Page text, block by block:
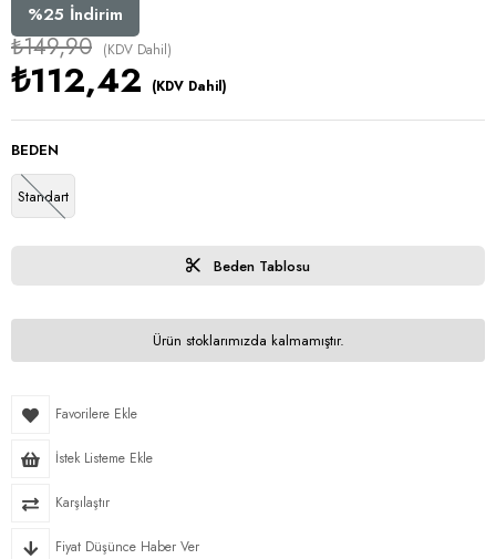
%25 İndirim
₺149,90 (KDV Dahil)
₺112,42 (KDV Dahil)
BEDEN
Standart
Beden Tablosu
Ürün stoklarımızda kalmamıştır.
Favorilere Ekle
İstek Listeme Ekle
Karşılaştır
Fiyat Düşünce Haber Ver